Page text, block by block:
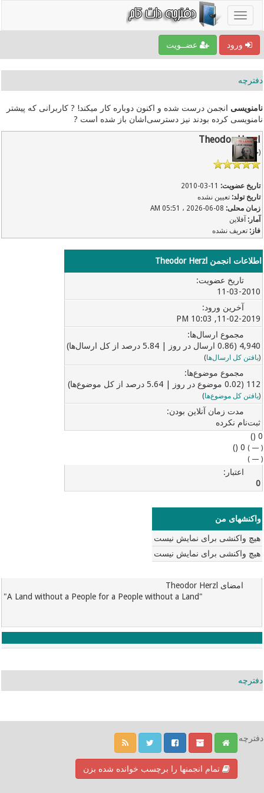
ورود عضــویت
دفترچه
نامنویسی انجمن درست شده و اکنون دوباره کار میکند! ? کاربرانی که پیشتر
نامنویسی کرده بودند نیز دسترسی‌اشان باز شده است ?
Theodor Herzl
(خوره)
تاریخ عضویت: 11-03-2010
تاریخ تولد:تعیین نشده
زمان محلی: 08-06-2026 ، 05:51 AM
آمار: آفلاین
فاز: تعریف نشده
اطلاعات انجمن Theodor Herzl
تاریخ عضویت:
11-03-2010
آخرین ورود:
11-02-2019, 10:03 PM
مجموع ارسال‌ها:
4,940 (0.86 ارسال در روز | 5.84 درصد از کل ارسال‌ها)
(یافتن کل ارسال‌ها)
مجموع موضوع‌ها:
112 (0.02 موضوع در روز | 5.64 درصد از کل موضوع‌ها)
(یافتن کل موضوع‌ها)
مدت زمان آنلاین بودن:
ثبت‌نام نکرده
0 ()
(
—
)
0 ()
(
—
)
اعتبار:
0
واکنشهای من
هیچ واکنشی برای نمایش نیست
هیچ واکنشی برای نمایش نیست
امضای Theodor Herzl
"A Land without a People for a People without a Land"
دفترچه
دفترچه
تمام انجمنها را برچسب خوانده شده بزن